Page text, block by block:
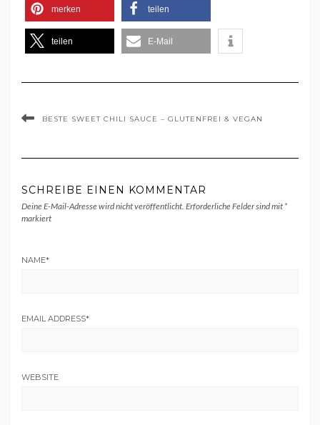
merken teilen
teilen E-Mail
BESTE SWEET CHILI SAUCE – GLUTENFREI & VEGAN
SCHREIBE EINEN KOMMENTAR
Deine E-Mail-Adresse wird nicht veröffentlicht. Erforderliche Felder sind mit *
markiert
NAME*
EMAIL ADDRESS*
WEBSITE